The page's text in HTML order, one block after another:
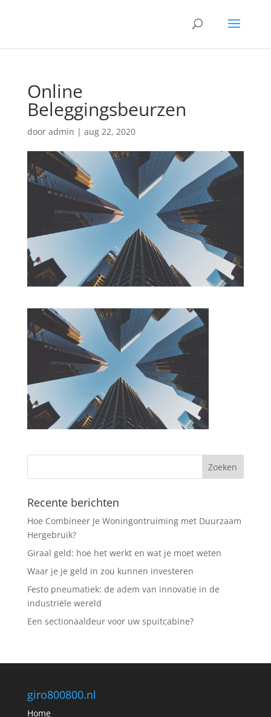
Online
Beleggingsbeurzen
door admin | aug 22, 2020
Recente berichten
Hoe Combineer Je Woningontruiming met Duurzaam
Hergebruik?
Giraal geld: hoe het werkt en wat je moet weten
Waar je je geld in zou kunnen investeren
Festo pneumatiek: de adem van innovatie in de
industriële wereld
Een sectionaaldeur voor uw spuitcabine?
giro800800.nl
Home